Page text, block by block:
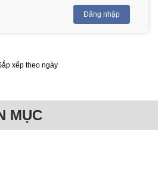
Đăng nhập
xếp theo ngày
MỤC